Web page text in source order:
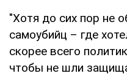
"Хотя до сих пор не
самоубийц – где
скорее всего
чтобы не шли